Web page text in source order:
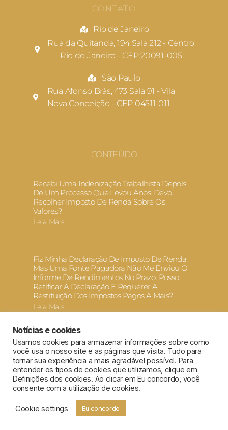
CONTATO
Rio de Janeiro
Rua da Quitanda, 194 Sala 212 - Centro
Rio de Janeiro - CEP 20091-005
São Paulo
Rua Afonso Brás, 473 Sala 91 - Vila
Nova Conceição - CEP 04511-011
CONTEÚDO
Recebi Uma Indenização Trabalhista Depois
De Um Processo Que Levou Anos. Devo
Recolher Imposto De Renda Sobre Os
Valores?
Leia Mais
Fiz Minha Declaração De Imposto De Renda,
Mas Uma Fonte Pagadora Não Me Enviou O
Informe De Rendimentos No Prazo. Posso
Retificar A Declaração E Requerer A
Restituição Dos Impostos Pagos A Mais?
Leia Mais
Termo de Uso e Política de Privacidade
Código de ética e conduta
Notícias e cookies
Usamos cookies para armazenar informações sobre como
você usa o nosso site e as páginas que visita. Tudo para
tornar sua experiência a mais agradável possível. Para
entender os tipos de cookies que utilizamos, clique em
Definições dos cookies. Ao clicar em Eu concordo, você
consente com a utilização de cookies.
Cookie settings Eu concordo